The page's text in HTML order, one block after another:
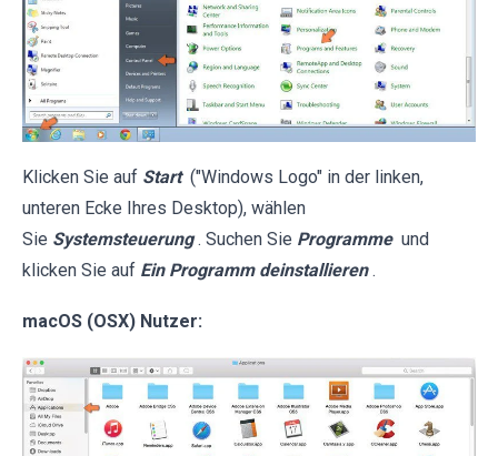
Klicken Sie auf Start ("Windows Logo" in der linken,
unteren Ecke Ihres Desktop), wählen
Sie Systemsteuerung . Suchen Sie Programme und
klicken Sie auf Ein Programm deinstallieren .
macOS (OSX) Nutzer: